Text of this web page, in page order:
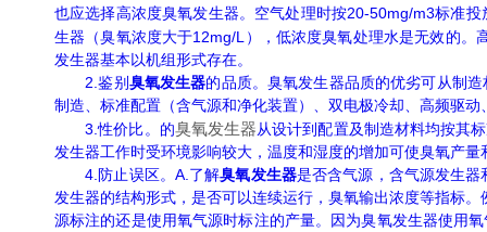
也应选择高浓度臭氧发生器。空气处理时按20-50mg/m3标准
生器（臭氧浓度大于12mg/L），低浓度臭氧处理水是无效的。
发生器基本以机组形式存在。
2.鉴别臭氧发生器的品质。臭氧发生器品质的优劣可从制
制造、标准配置（含气源和净化装置）、双电极冷却、高频驱
3.性价比。的臭氧发生器从设计到配置及制造材料均按其
发生器工作时受环境影响较大，温度和湿度的增加可使臭氧产
4.防止误区。A.了解臭氧发生器是否含气源，含气源发生
发生器的结构形式，是否可以连续运行，臭氧输出浓度等指标
源标注的还是使用氧气源时标注的产量。因为臭氧发生器使用